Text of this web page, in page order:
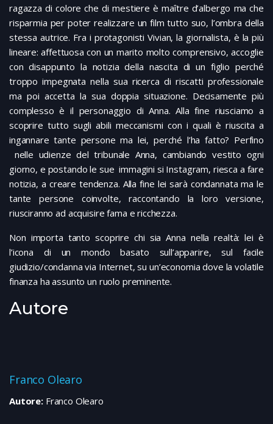
ragazza di colore che di mestiere è maître d’albergo ma che
risparmia per poter realizzare un film tutto suo, l’ombra della
stessa autrice. Fra i protagonisti Vivian, la giornalista, è la più
lineare: affettuosa con un marito molto comprensivo, accoglie
con disappunto la notizia della nascita di un figlio perché
troppo impegnata nella sua ricerca di riscatti professionale
ma poi accetta la sua doppia situazione. Decisamente più
complesso è il personaggio di Anna. Alla fine riusciamo a
scoprire tutto sugli abili meccanismi con i quali è riuscita a
ingannare tante persone ma lei, perché l’ha fatto? Perfino
nelle udienze del tribunale Anna, cambiando vestito ogni
giorno, e postando le sue immagini si Instagram, riesca a fare
notizia, a creare tendenza. Alla fine lei sarà condannata ma le
tante persone coinvolte, raccontando la loro versione,
riusciranno ad acquisire fama e ricchezza.
Non importa tanto scoprire chi sia Anna nella realtà: lei è
l’icona di un mondo basato sull’apparire, sul facile
giudizio/condanna via Internet, su un’economia dove la volatile
finanza ha assunto un ruolo preminente.
Autore
Franco Olearo
Autore:Franco Olearo